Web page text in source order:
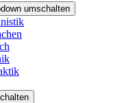
umschalten